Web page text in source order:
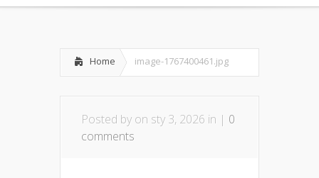
Home image-1767400461.jpg
Posted by on sty 3, 2026 in | 0
comments